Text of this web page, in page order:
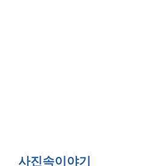
사진속이야기